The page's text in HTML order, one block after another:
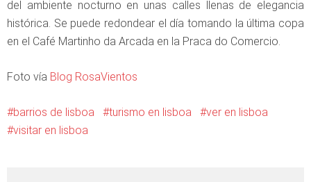
del ambiente nocturno en unas calles llenas de elegancia
histórica. Se puede redondear el día tomando la última copa
en el Café Martinho da Arcada en la Praca do Comercio.
Foto vía Blog RosaVientos
barrios de lisboa turismo en lisboa
ver en lisboa
visitar en lisboa